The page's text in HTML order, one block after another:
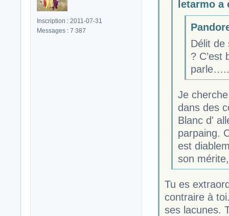
Inscription : 2011-07-31
Messages : 7 387
letarmo a
Délit de
? C’est
Je
dans des
Blanc d'
parpaing.
est
son
Tu es
contraire à
ses lacunes.